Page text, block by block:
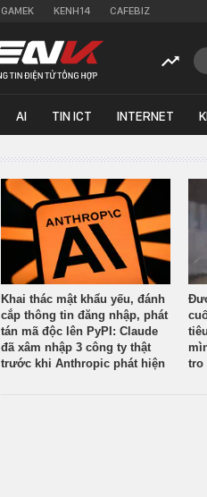
GAMEK KENH14 CAFEBIZ
AI TIN ICT INTERNET
Khai thác mật khẩu yếu, đánh
cắp thông tin đăng nhập, phát
tán mã độc lên PyPI: Claude
đã xâm nhập 3 công ty thật
trước khi Anthropic phát hiện
tro